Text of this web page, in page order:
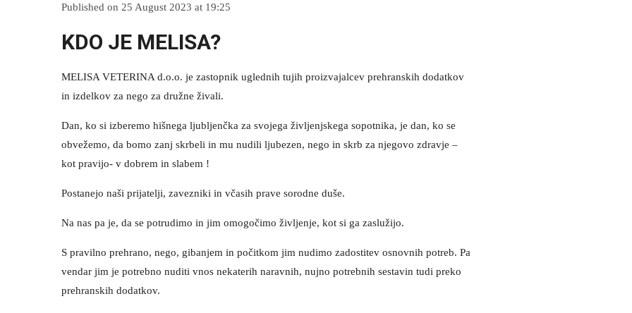
Published on 25 August 2023 at 19:25
KDO JE MELISA?
MELISA VETERINA d.o.o. je zastopnik uglednih tujih proizvajalcev prehranskih dodatkov
in izdelkov za nego za družne živali.
Dan, ko si izberemo hišnega ljubljenčka za svojega življenjskega sopotnika, je dan, ko se
obvežemo, da bomo zanj skrbeli in mu nudili ljubezen, nego in skrb za njegovo zdravje –
kot pravijo- v dobrem in slabem !
Postanejo naši prijatelji, zavezniki in včasih prave sorodne duše.
Na nas pa je, da se potrudimo in jim omogočimo življenje, kot si ga zaslužijo.
S pravilno prehrano, nego, gibanjem in počitkom jim nudimo zadostitev osnovnih potreb. Pa
vendar jim je potrebno nuditi vnos nekaterih naravnih, nujno potrebnih sestavin tudi preko
prehranskih dodatkov.